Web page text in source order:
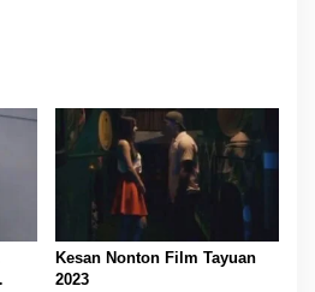
Kesan Nonton Film Tayuan
2023